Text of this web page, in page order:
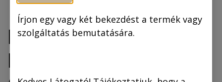
Rejtő–Korcsmáros
MEGAPACK
Írjon egy vagy két bekezdést a termék vagy
szolgáltatás bemutatására.